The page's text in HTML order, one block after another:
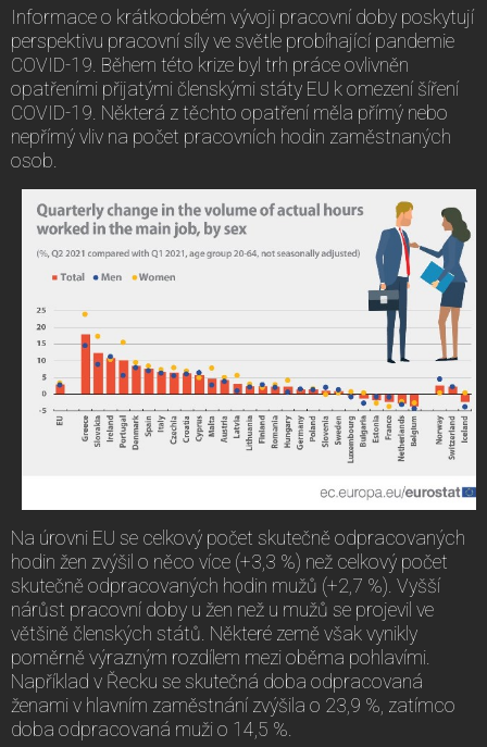
Informace o krátkodobém vývoji pracovní doby poskytují
perspektivu pracovní síly ve světle probíhající pandemie
COVID-19. Během této krize byl trh práce ovlivněn
opatřeními přijatými členskými státy EU k omezení šíření
COVID-19. Některá z těchto opatření měla přímý nebo
nepřímý vliv na počet pracovních hodin zaměstnaných
osob.
Na úrovni EU se celkový počet skutečně odpracovaných
hodin žen zvýšil o něco více (+3,3 %) než celkový počet
skutečně odpracovaných hodin mužů (+2,7 %). Vyšší
nárůst pracovní doby u žen než u mužů se projevil ve
většině členských států. Některé země však vynikly
poměrně výrazným rozdílem mezi oběma pohlavími.
Například v Řecku se skutečná doba odpracovaná
ženami v hlavním zaměstnání zvýšila o 23,9 %, zatímco
doba odpracovaná muži o 14,5 %.